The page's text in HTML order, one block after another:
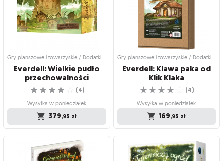
Uporządkuj swoje surowce!
☆
☆
☆
☆
☆ (10)
Produkt niedostępny
Solidny pień, który utrzyma karty i
robotników!
☆
☆
☆
☆
☆
Wysyłka w poniedziałek
119,95 zł
Gry planszowe i towarzyskie / Dodatki do gier
Everdell: Wielkie pudło
przechowalności
☆
☆
☆
☆ (4)
Wysyłka w poniedziałek
379,95 zł
Gry planszowe i towarzyskie / Dodatki
do gier
Everdell: Wielkie pudło
Gry planszowe i towarzyskie / Dodatki do gier
Everdell: Klawa paka od
Klik Klaka
☆
☆
☆
☆ (4)
Wysyłka w poniedziałek
169,95 zł
Gry planszowe i towarzyskie / Dodatki
do gier
Everdell: Klawa paka od